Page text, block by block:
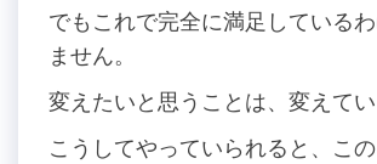
でもこれで完全に満足している
ません。
変えたいと思うことは、変えてい
こうしてやっていられると、こ